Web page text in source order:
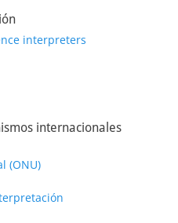
interpreters
internacionales
(ONU)